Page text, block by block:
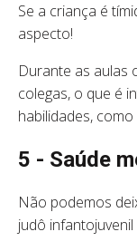
Se a criança é
aspecto!
Durante as aulas
colegas, o que é
habilidades,
5 - Saúde
Não podemos
judô